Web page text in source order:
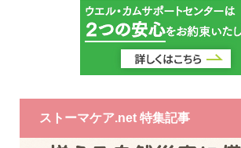
ストーマケア.net 特集記事